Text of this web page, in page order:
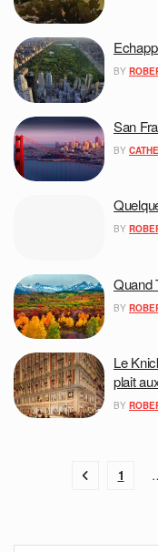
BY
San
BY
BY
Quand
BY
Le
plait
BY
1